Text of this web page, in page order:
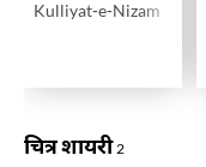
Kulliyat-e-Nizam
चित्र शायरी2